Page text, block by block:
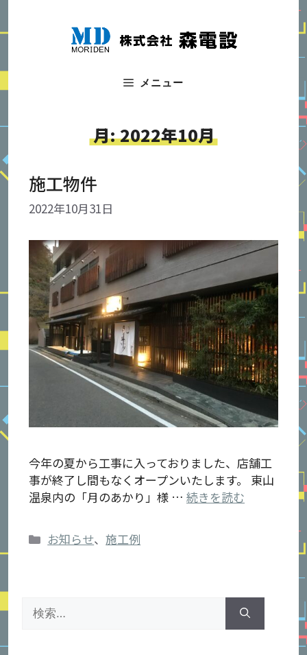
ツ
へ
キ
プ
メニュー
月:2022年10月
施工物件
2022年10月31日
今年の夏から工事に入っておりました、店舗工
事が終了し間もなくオープンいたします。 東山
温泉内の「月のあかり」様 … 続きを読む
カ
ー
お知らせ、施工例
索: